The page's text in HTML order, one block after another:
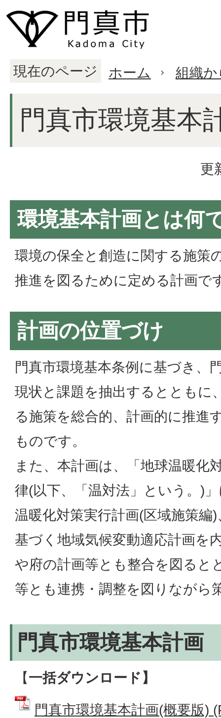
現在のページ ホーム 組織
門真市環境基本
更
環境基本計画とは何
環境の保全と創造に関する施策
推進を図るために定める計画で
計画の位置づけ
門真市環境基本条例に基づき、
現状と課題を抽出するとともに
る施策を総合的、計画的に推進
ものです。
また、本計画は、「地球温暖化
律(以下、「温対法」という。)
温暖化対策実行計画(区域施策編
基づく地域気候変動適応計画を
や府の計画等とも整合を図ると
等とも連携・調整を図りながら
門真市環境基本計画
【一括ダウンロード】
門真市環境基本計画(概要版)